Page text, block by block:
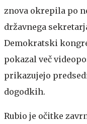
znova okrepila po
državnega
Demokratski
pokazal več
prikazujejo
dogodkih.
Rubio je očitke